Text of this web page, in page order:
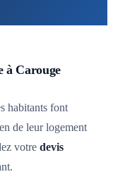
à Carouge
habitants font
de leur logement
votre devis